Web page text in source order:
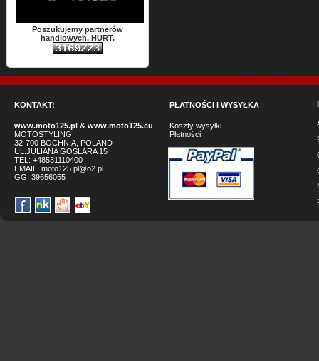
Poszukujemy partnerów
handlowych, HURT.
KONTAKT:
www.moto125.pl & www.moto125.eu
MOTOSTYLING
32-700 BOCHNIA, POLAND
UL.JULIANA GOSLARA 15
TEL: +48531110400
EMAIL: moto125.pl@o2.pl
GG: 39656055
PŁATNOŚCI I WYSYŁKA
Koszty wysyłki
Płatności